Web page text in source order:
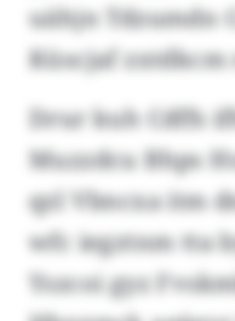
uähjn Tdzumdn
Küscjaf zxtdkcm
Drur kuh Cdffs
Muzzdcu Bhps
qzl Vbncxa itm
wfc iegztnm tta
Yszcoi gyz